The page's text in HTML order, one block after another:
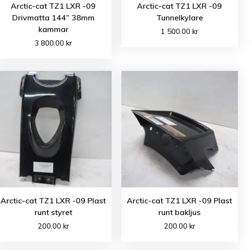
Arctic-cat TZ1 LXR -09
Drivmatta 144” 38mm
kammar
3 800.00kr
Arctic-cat TZ1 LXR -09
Tunnelkylare
1 500.00kr
Arctic-cat TZ1 LXR -09 Plast
runt styret
200.00 kr
Arctic-cat TZ1 LXR -09 Plast
runt bakljus
200.00 kr